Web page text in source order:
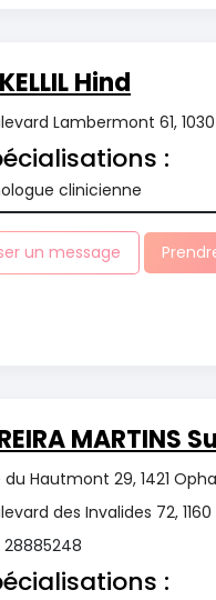
Hind
Lambermont 61,
:
clinicienne
un message
MARTINS
du Hautmont 29, 1421
des Invalides 72,
28885248
: